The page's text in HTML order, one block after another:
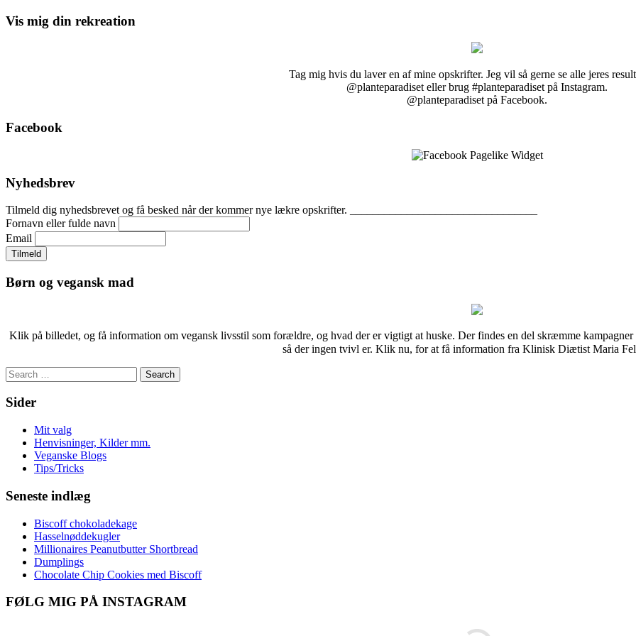
Vis mig din rekreation
Tag mig hvis du laver en af mine opskrifter. Jeg vil så gerne se alle jeres
@planteparadiset eller brug #planteparadiset på Instagram.
@planteparadiset på Facebook.
Facebook
Nyhedsbrev
Tilmeld dig nyhedsbrevet og få besked når der kommer nye lækre opskrifter. _________________________________
Fornavn eller fulde navn
Email
Børn og vegansk mad
Klik på billedet, og få information om vegansk livsstil som forældre, og hvad der er vigtigt at huske. Der findes en del skræmme
så der ingen tvivl er. Klik nu, for at få information fra Klinisk Diætist Maria
Search
for:
Sider
Mit valg
Henvisninger, Kilder mm.
Veganske Blogs
Tips/Tricks
Seneste indlæg
Biscoff chokoladekage
Hasselnøddekugler
Millionaires Peanutbutter Shortbread
Dumplings
Chocolate Chip Cookies med Biscoff
FØLG MIG PÅ INSTAGRAM